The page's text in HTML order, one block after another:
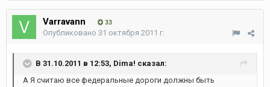
Varravann 33
Опубликовано 31 октября 2011 г.
В 31.10.2011 в 12:53, Dima! сказал:
А Я считаю все федеральные дороги должны быть